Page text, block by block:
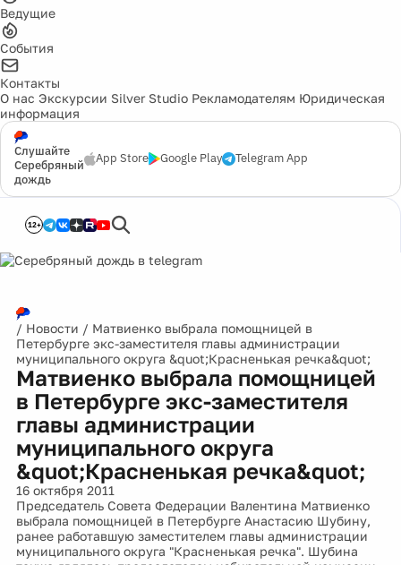
Ведущие
События
Контакты
О нас Экскурсии Silver Studio Рекламодателям Юридическая
информация
Слушайте
Серебряный
дождь
App Store Google Play Telegram App
12+
/ Новости / Матвиенко выбрала помощницей в
Петербурге экс-заместителя главы администрации
муниципального округа &quot;Красненькая речка&quot;
Матвиенко выбрала помощницей
в Петербурге экс-заместителя
главы администрации
муниципального округа
&quot;Красненькая речка&quot;
16 октября 2011
Председатель Совета Федерации Валентина Матвиенко
выбрала помощницей в Петербурге Анастасию Шубину,
ранее работавшую заместителем главы администрации
муниципального округа "Красненькая речка". Шубина